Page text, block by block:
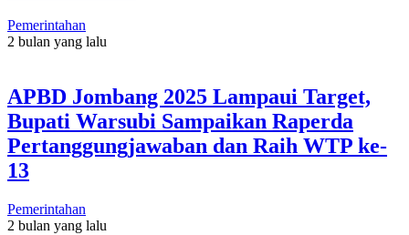
Pemerintahan
2 bulan yang lalu
APBD Jombang 2025 Lampaui Target,
Bupati Warsubi Sampaikan Raperda
Pertanggungjawaban dan Raih WTP ke-
13
Pemerintahan
2 bulan yang lalu